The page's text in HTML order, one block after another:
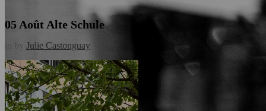
05 Août Alte Schule
by Julie Castonguay